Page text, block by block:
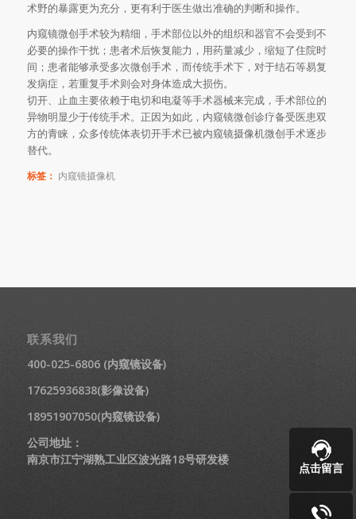
术野的暴露更为充分，更有利于医生做出准确的判断和操作。
内窥镜微创手术较为精细，手术部位以外的组织和器官不会受到不
必要的操作干扰；患者术后恢复能力，用药量减少，缩短了住院时
间；患者能够承受多次微创手术，而传统手术下，对于结石等易复
发病症，若重复手术则会对身体造成大损伤。
切开、止血主要依赖于电切和电凝等手术器械来完成，手术部位的
异物明显少于传统手术。正因为如此，内窥镜微创诊疗备受医患双
方的青睐，众多传统体表切开手术已被内窥镜摄像机微创手术逐步
替代。
标签： 内窥镜摄像机
联系我们
400-025-6806 (内窥镜设备)
17625936838(影像设备)
18951907050(内窥镜设备)
公司地址：
南京市江宁湖熟工业区波光路18号研发楼
点击留言